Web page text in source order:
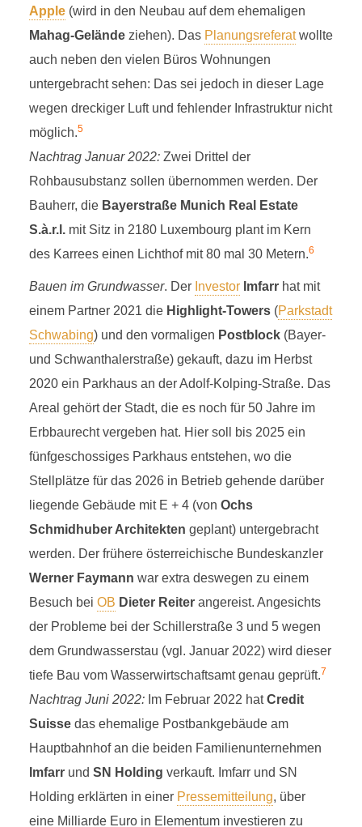
Apple(wird in den Neubau auf dem ehemaligen
Mahag-Geländeziehen). Das Planungsreferatwollte
auch neben den vielen Büros Wohnungen
untergebracht sehen: Das sei jedoch in dieser Lage
wegen dreckiger Luft und fehlender Infrastruktur nicht
möglich.5
Nachtrag Januar 2022:Zwei Drittel der
Rohbausubstanz sollen übernommen werden. Der
Bauherr, die Bayerstraße Munich Real Estate
S.à.r.l.mit Sitz in 2180 Luxembourg plant im Kern
des Karrees einen Lichthof mit 80 mal 30 Metern.6
Bauen im Grundwasser. Der Investor Imfarrhat mit
einem Partner 2021 die Highlight-Towers(Parkstadt
Schwabing) und den vormaligen Postblock(Bayer-
und Schwanthalerstraße) gekauft, dazu im Herbst
2020 ein Parkhaus an der Adolf-Kolping-Straße. Das
Areal gehört der Stadt, die es noch für 50 Jahre im
Erbbaurecht vergeben hat. Hier soll bis 2025 ein
fünfgeschossiges Parkhaus entstehen, wo die
Stellplätze für das 2026 in Betrieb gehende darüber
liegende Gebäude mit E + 4 (von Ochs
Schmidhuber Architekten geplant) untergebracht
werden. Der frühere österreichische Bundeskanzler
Werner Faymann war extra deswegen zu einem
Besuch bei OB Dieter Reiterangereist. Angesichts
der Probleme bei der Schillerstraße 3 und 5 wegen
dem Grundwasserstau (vgl. Januar 2022) wird dieser
tiefe Bau vom Wasserwirtschaftsamt genau geprüft.7
Nachtrag Juni 2022:Im Februar 2022 hatCredit
Suissedas ehemalige Postbankgebäude am
Hauptbahnhof an die beiden Familienunternehmen
Imfarrund SN Holding verkauft. Imfarr und SN
Holding erklärten in einer Pressemitteilung, über
eine Milliarde Euro in Elementum investieren zu